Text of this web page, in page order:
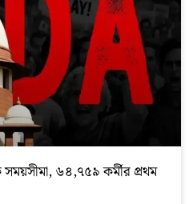
সময়সীমা, ৬৪,৭৫৯ কর্মীর প্রথম